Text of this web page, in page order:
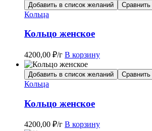
Добавить в список желаний Сравнить
Кольца
Кольцо женское
4200,00 ₽/г В корзину
Добавить в список желаний Сравнить
Кольца
Кольцо женское
4200,00 ₽/г В корзину